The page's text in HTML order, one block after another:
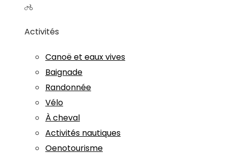
Activités
Canoë et eaux vives
Baignade
Randonnée
Vélo
À cheval
Activités nautiques
Oenotourisme